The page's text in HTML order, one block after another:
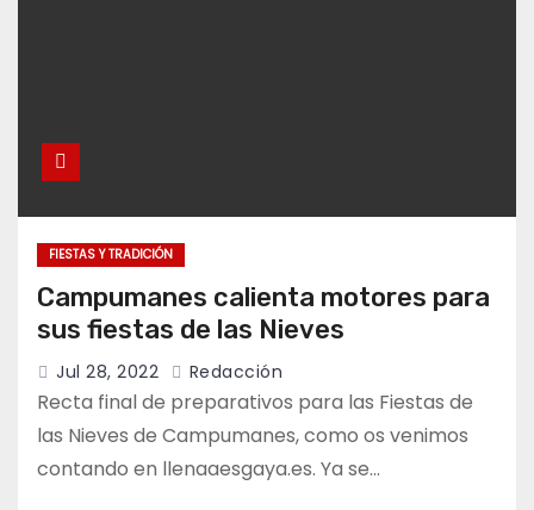
FIESTAS Y TRADICIÓN
Campumanes calienta motores para
sus fiestas de las Nieves
Jul 28, 2022 Redacción
Recta final de preparativos para las Fiestas de
las Nieves de Campumanes, como os venimos
contando en llenaaesgaya.es. Ya se…